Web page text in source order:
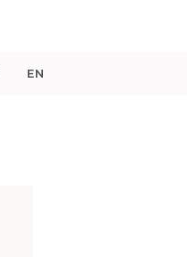
EN